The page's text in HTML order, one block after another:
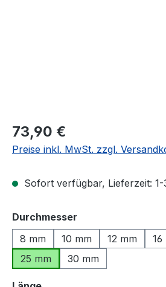
Regulärer Preis:
73,90 €
Preise inkl. MwSt. zzgl.
Sofort verfügbar, Lieferzeit: 1-
Durchmesser
8 mm
10 mm 12 mm 16
25 mm
30 mm